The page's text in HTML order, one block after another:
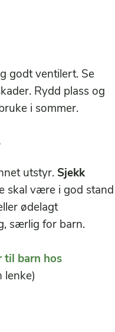
godt ventilert. Se
Rydd plass og
i sommer.
utstyr. Sjekk
skal være i god stand
ødelagt
særlig for barn.
til barn hos
lenke)